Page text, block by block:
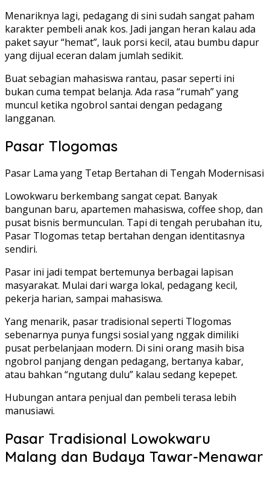
Menariknya lagi, pedagang di sini sudah sangat paham
karakter pembeli anak kos. Jadi jangan heran kalau ada
paket sayur “hemat”, lauk porsi kecil, atau bumbu dapur
yang dijual eceran dalam jumlah sedikit.
Buat sebagian mahasiswa rantau, pasar seperti ini
bukan cuma tempat belanja. Ada rasa “rumah” yang
muncul ketika ngobrol santai dengan pedagang
langganan.
Pasar Tlogomas
Pasar Lama yang Tetap Bertahan di Tengah Modernisasi
Lowokwaru berkembang sangat cepat. Banyak
bangunan baru, apartemen mahasiswa, coffee shop, dan
pusat bisnis bermunculan. Tapi di tengah perubahan itu,
Pasar Tlogomas tetap bertahan dengan identitasnya
sendiri.
Pasar ini jadi tempat bertemunya berbagai lapisan
masyarakat. Mulai dari warga lokal, pedagang kecil,
pekerja harian, sampai mahasiswa.
Yang menarik, pasar tradisional seperti Tlogomas
sebenarnya punya fungsi sosial yang nggak dimiliki
pusat perbelanjaan modern. Di sini orang masih bisa
ngobrol panjang dengan pedagang, bertanya kabar,
atau bahkan “ngutang dulu” kalau sedang kepepet.
Hubungan antara penjual dan pembeli terasa lebih
manusiawi.
Pasar Tradisional Lowokwaru
Malang dan Budaya Tawar-Menawar